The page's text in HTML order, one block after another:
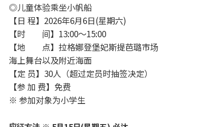
◎儿童体验乘坐小帆船
【日 程】2026年6月6日(星期六)
【时 间】13:00～15:00
【地 点】拉格娜登堡妃斯提芭璐市场
海上舞台以及附近海面
【定 员】30人（超过定员时抽签决定）
【参 加 费】免费
※ 参加对象为小学生